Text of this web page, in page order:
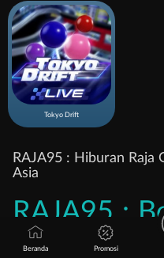
Tokyo Drift
RAJA95 : Hiburan Raja
Asia
RAJA95 :
Raja
Beranda Promosi